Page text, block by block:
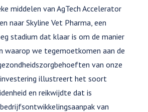
middelen van AgTech Accelerator
naar Skyline Vet Pharma, een
stadium dat klaar is om de manier
waarop we tegemoetkomen aan de
van onze
investering illustreert het soort
en reikwijdte dat is
van